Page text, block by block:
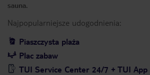
sauna.
Najpopularniejsze udogodnienia:
Piaszczysta plaża
Plac zabaw
TUI Service Center 24/7 + TUI App